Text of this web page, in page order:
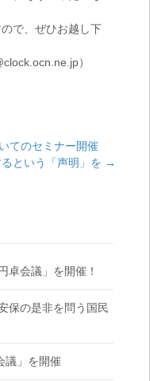
で、ぜひお越し下
）
てのセミナー開催
という「声明」を →
卓会議」を開催！
保の是非を問う国民
議」を開催